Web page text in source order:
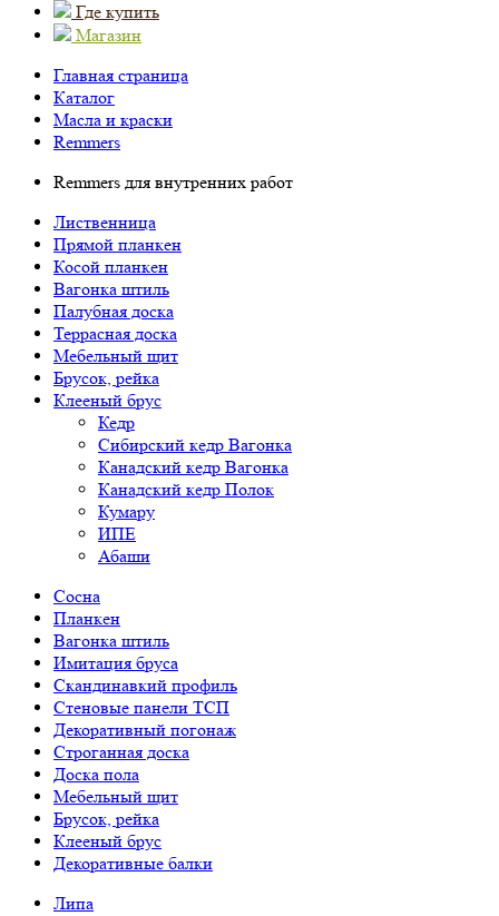
Где купить
Магазин
Главная страница
Каталог
Масла и краски
Remmers
Remmers для внутренних работ
Лиственница
Прямой планкен
Косой планкен
Вагонка штиль
Палубная доска
Террасная доска
Мебельный щит
Брусок, рейка
Клееный брус
Кедр
Сибирский кедр Вагонка
Канадский кедр Вагонка
Канадский кедр Полок
Кумару
ИПЕ
Абаши
Сосна
Планкен
Вагонка штиль
Имитация бруса
Скандинавкий профиль
Стеновые панели ТСП
Декоративный погонаж
Строганная доска
Доска пола
Мебельный щит
Брусок, рейка
Клееный брус
Декоративные балки
Липа